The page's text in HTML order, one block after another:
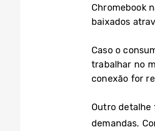
Chromebook
baixados
Caso o
trabalhar no
conexão for
Outro
demandas.